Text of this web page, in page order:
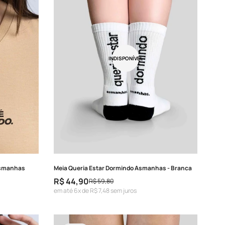
INDISPONÍVEL
Meia Queria Estar Dormindo Asmanhas - Branca
Preço
de
R$ 44,90
Preço
regular
R$ 59,80
em até 6x de R$ 7,48 sem juros